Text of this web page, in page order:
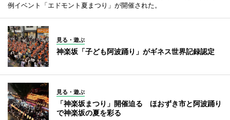
例イベント「エドモント夏まつり」が開催された。
見る・遊ぶ
神楽坂「子ども阿波踊り」がギネス世界記録認定
見る・遊ぶ
「神楽坂まつり」開催迫る ほおずき市と阿波踊り
で神楽坂の夏を彩る